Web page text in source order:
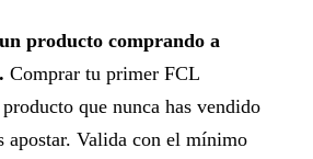
producto comprando a
Comprar tu primer FCL
que nunca has vendido
apostar. Valida con el mínimo